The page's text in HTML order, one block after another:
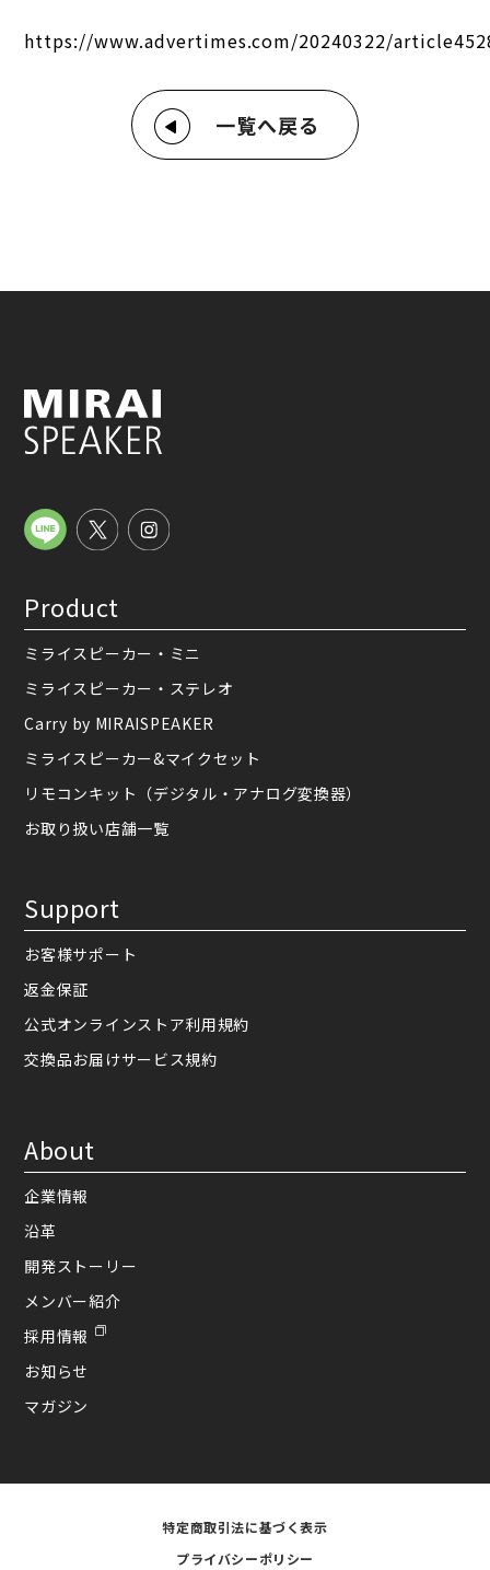
https://www.advertimes.com/20240322/
一覧へ戻る
Product
ミライスピーカー・ミニ
ミライスピーカー・ステレオ
Carry by MIRAISPEAKER
ミライスピーカー&マイクセット
リモコンキット（デジタル・アナログ変換器）
お取り扱い店舗一覧
Support
お客様サポート
返金保証
公式オンラインストア利用規約
交換品お届けサービス規約
About
企業情報
沿革
開発ストーリー
メンバー紹介
採用情報
お知らせ
マガジン
特定商取引法に基づく表示
プライバシーポリシー